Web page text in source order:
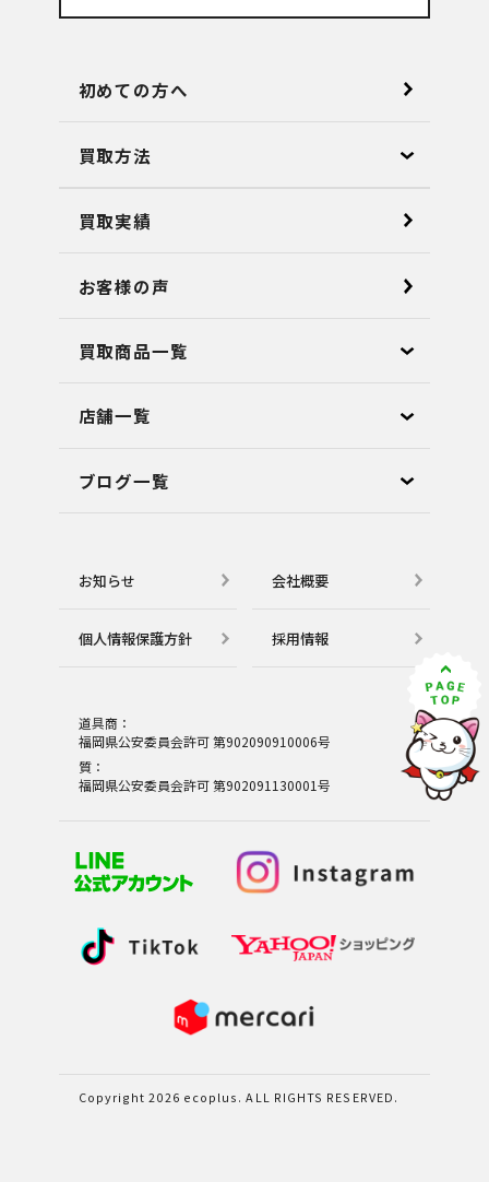
初めての方へ
買取方法
買取実績
お客様の声
買取商品一覧
店舗⼀覧
ブログ⼀覧
お知らせ 会社概要
個⼈情報保護⽅針 採用情報
道具商：
福岡県公安委員会許可 第902090910006号
質：
福岡県公安委員会許可 第902091130001号
Copyright 2026 ecoplus. ALL RIGHTS RESERVED.